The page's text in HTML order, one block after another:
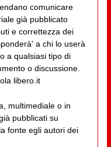
comunicare
già pubblicato
e correttezza dei
a chi lo userà
a qualsiasi tipo di
o discussione.
libero.it
multimediale o in
pubblicati su
fonte egli autori dei